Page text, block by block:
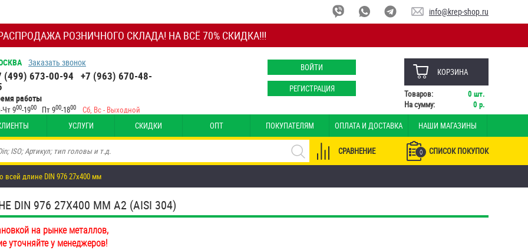
РОЗНИЧНОГО СКЛАДА! НА ВСЁ 70% СКИДКА!!!
info@krep-shop.ru
Заказать звонок
(499) 673-00-94 +7 (963) 670-48-
работы
Чт 900-1900 Пт 900-1800 Сб, Вс - Выходной
ВОЙТИ
РЕГИСТРАЦИЯ
КОРЗИНА
Товаров: 0 шт.
На сумму:
0 р.
УСЛУГИ СКИДКИ ОПТ ПОКУПАТЕЛЯМ ОПЛАТА И ДОСТАВКА НАШИ МАГАЗИНЫ
0 СПИСОК ПОКУПОК
СРАВНЕНИЕ
длине DIN 976 27х400 мм
976 27Х400 ММ А2 (AISI 304)
на рынке металлов,
уточняйте у менеджеров!